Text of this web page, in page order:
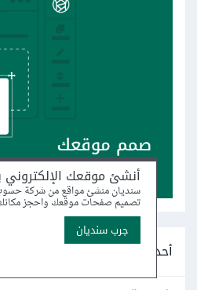
أحدث مشاريع التطوير على مستقل